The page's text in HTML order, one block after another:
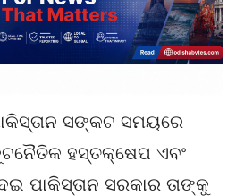
ସଙ୍କଟ ସମୟରେ
ହସ୍ତକ୍ଷେପ ଏବଂ
ପାକିସ୍ତାନ ସରକାର ତାଙ୍କୁ